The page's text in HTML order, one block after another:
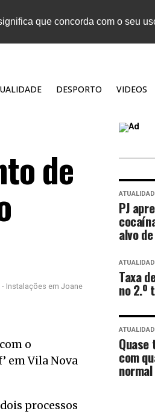
que concorda com o seu
DESPORTO VIDEOS
de
Instalações em Joane
o
em Vila Nova
processos
PJ
alvo
Taxa
no 2.º
com